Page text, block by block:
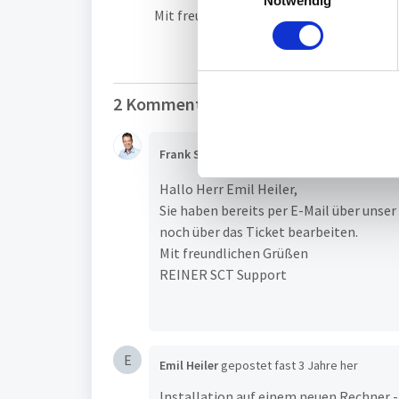
n
l
l
g
u
n
g
s
a
u
h
Mit freundlichen Grüßen
2 Kommentare
Frank Sass
Hallo Herr Emil Heiler,
Sie haben bereits per E-Mail über
noch über das Ticket bearbeiten.
Mit freundlichen Grüßen
REINER SCT Support
E Emil Heiler gepostet fast 3 Jahre her